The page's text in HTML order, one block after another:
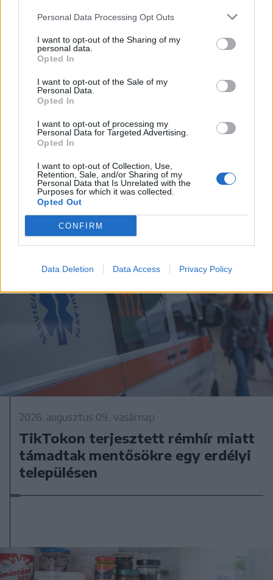
Personal Data Processing Opt Outs
I want to opt-out of the Sharing of my
personal data.
Opted In
I want to opt-out of the Sale of my
Personal Data.
Opted In
I want to opt-out of processing my
Personal Data for Targeted Advertising.
Opted In
I want to opt-out of Collection, Use,
Retention, Sale, and/or Sharing of my
Personal Data that Is Unrelated with the
Purposes for which it was collected.
Opted Out
CONFIRM
Data Deletion Data Access Privacy Policy
Nőileg
epilepsziámmal
A rovat további cikkei
2026. augusztus 09., vasárnap
TikTokon terjesztett rémhír miatt
támadtak mentősökre egy erdélyi
településen